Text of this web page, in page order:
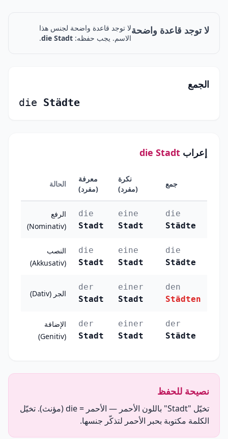
لا توجد قاعدة واضحةلا توجد قاعدة واضحة لجنس هذا
الاسم. يجب حفظه: die Stadt
.
الجمع
die Städte
إعراب die Stadt
الحالة
معرفة
(مفرد)
نكرة
(مفرد)
جمع
الرفع
(Nominativ)
die
Stadt
eine
Stadt
die
Städte
النصب
(Akkusativ)
die
Stadt
eine
Stadt
die
Städte
الجر (Dativ)
der
Stadt
einer
Stadt
den
Städten
الإضافة
(Genitiv)
der
Stadt
einer
Stadt
der
Städte
نصيحة للحفظ
تخيّل "Stadt" باللون الأحمر — الأحمر = die (مؤنث). تخيّل
الكلمة مكتوبة بحبر الأحمر لتذكّر جنسها.